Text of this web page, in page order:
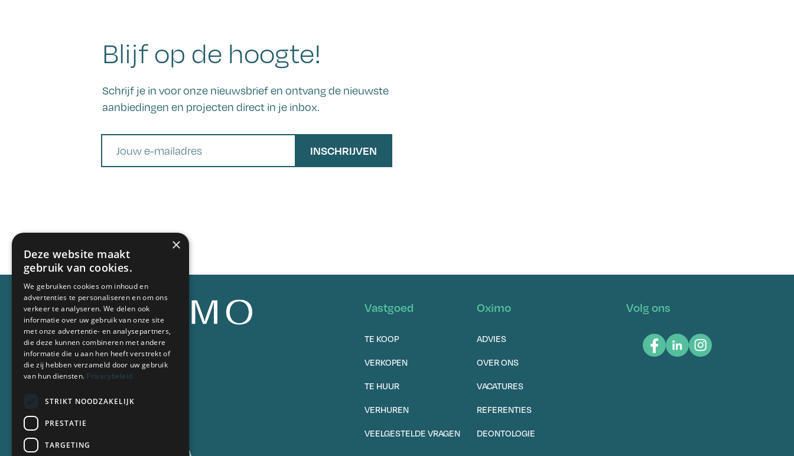
Blijf op de hoogte!
Schrijf je in voor onze nieuwsbrief en ontvang de nieuwste
aanbiedingen en projecten direct in je inbox.
INSCHRIJVEN
Contacteer ons
E vastgoed@oximo.be
Adres
Vastgoed
TE KOOP
VERKOPEN
TE HUUR
VERHUREN
VEELGESTELDE VRAGEN
Oximo
ADVIES
OVER ONS
VACATURES
REFERENTIES
DEONTOLOGIE
Volg ons
×
Deze website maakt
gebruik van cookies.
We gebruiken cookies om inhoud en
advertenties te personaliseren en om ons
verkeer te analyseren. We delen ook
informatie over uw gebruik van onze site
met onze advertentie- en analysepartners,
die deze kunnen combineren met andere
informatie die u aan hen heeft verstrekt of
die zij hebben verzameld door uw gebruik
van hun diensten. Privacybeleid
STRIKT NOODZAKELIJK
PRESTATIE
TARGETING